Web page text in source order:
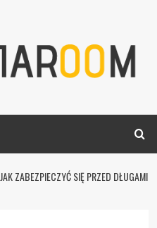
JAK ZABEZPIECZYĆ SIĘ PRZED DŁUGAMI